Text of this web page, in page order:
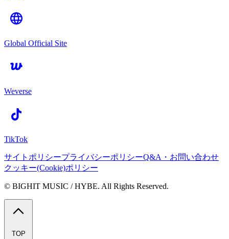
Global Official Site
Weverse
TikTok
サイトポリシープライバシーポリシーQ&A・お問い合わせ
クッキー(Cookie)ポリシー
© BIGHIT MUSIC / HYBE. All Rights Reserved.
TOP